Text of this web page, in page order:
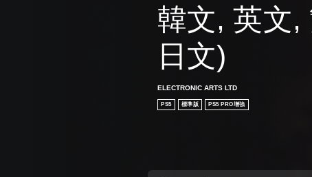
韓文, 英文,
日文)
ELECTRONIC ARTS LTD
PS5 標準版 PS5 PRO增強